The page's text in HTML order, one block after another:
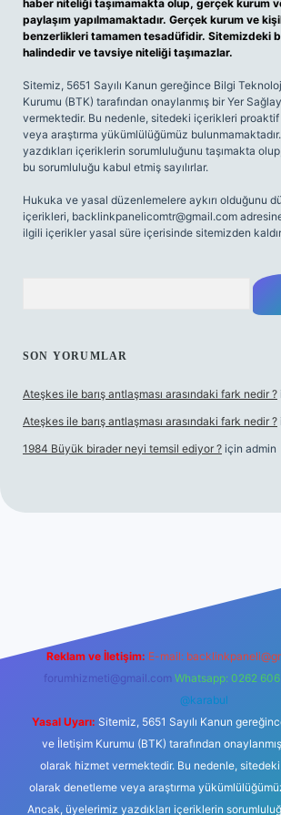
haber niteliği taşımamakta olup, gerçek kurum
paylaşım yapılmamaktadır. Gerçek kurum ve
benzerlikleri tamamen tesadüfidir. Sitemizdeki
halindedir ve tavsiye niteliği taşımazlar.
Sitemiz, 5651 Sayılı Kanun gereğince Bilgi
Kurumu (BTK) tarafından onaylanmış bir Yer
vermektedir. Bu nedenle, sitedeki içerikleri
veya araştırma yükümlülüğümüz
yazdıkları içeriklerin sorumluluğunu taşımakta
bu sorumluluğu kabul etmiş sayılırlar.
Hukuka ve yasal düzenlemelere aykırı olduğunu
içerikleri, backlinkpanelicomtr@gmail.com
ilgili içerikler yasal süre içerisinde sitemizden
SON YORUMLAR
Ateşkes ile barış antlaşması arasındaki fark nedir ?
Ateşkes ile barış antlaşması arasındaki fark nedir ?
1984 Büyük birader neyi temsil ediyor ? için admin
Reklam ve İletişim: E-mail:
forumhizmeti@gmail.com Whatsapp: 0262
@karabul
Yasal Uyarı: Sitemiz, 5651 Sayılı Kanun
ve İletişim Kurumu (BTK) tarafından
olarak hizmet vermektedir. Bu nedenle,
olarak denetleme veya araştırma
Ancak, üyelerimiz yazdıkları içeriklerin